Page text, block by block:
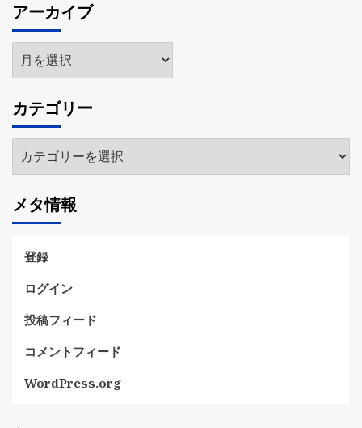
アーカイブ
ア
ー
イ
ブ
カテゴリー
テ
リ
ー
メタ情報
登録
ログイン
投稿フィード
コメントフィード
WordPress.org